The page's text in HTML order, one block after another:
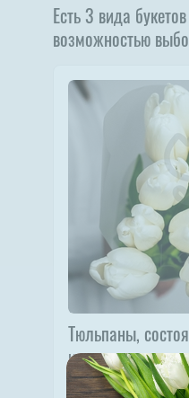
Есть 3 вида
возможностью
Тюльпаны,
из одного цвета
Цена в